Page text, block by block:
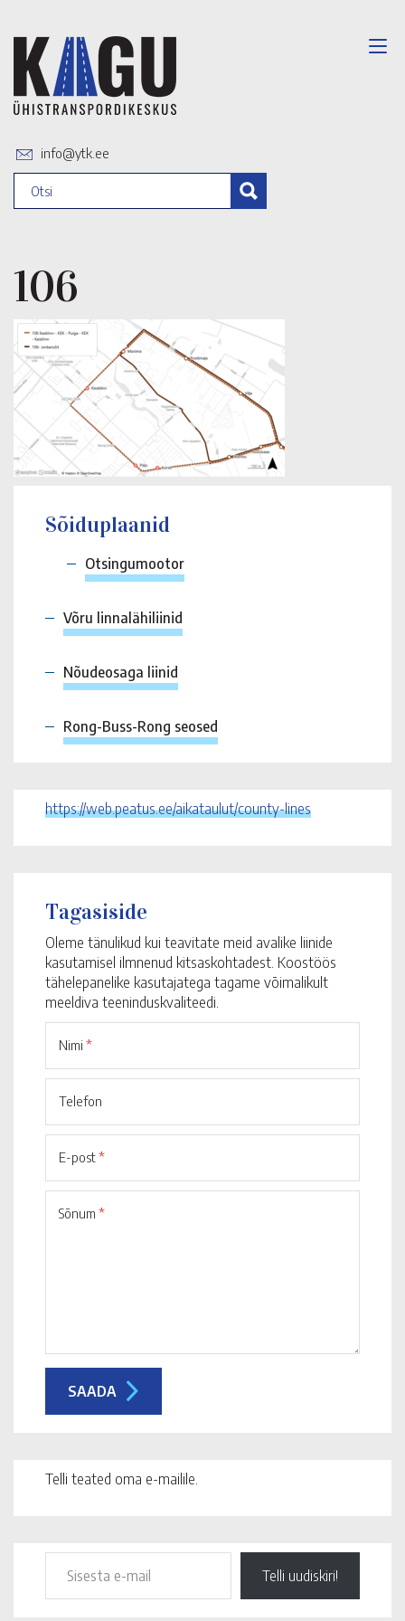
info@ytk.ee
106
Sõiduplaanid
Otsingumootor
Võru linnalähiliinid
Nõudeosaga liinid
Rong-Buss-Rong seosed
https://web.peatus.ee/aikataulut/county-lines
Tagasiside
Oleme tänulikud kui teavitate meid avalike liinide
kasutamisel ilmnenud kitsaskohtadest. Koostöös
tähelepanelike kasutajatega tagame võimalikult
meeldiva teeninduskvaliteedi.
Nimi *
Telefon
E-post*
Sõnum *
Telli teated oma e-mailile.
Telli uudiskiri!